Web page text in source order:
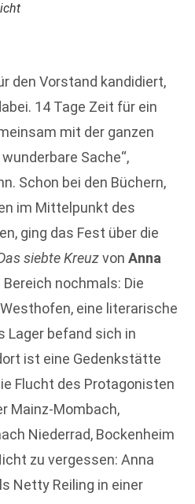
den Vorstand kandidiert,
14 Tage Zeit für ein
mit der ganzen
Sache“,
Schon bei den Büchern,
im Mittelpunkt des
ging das Fest über die
siebte Kreuzvon Anna
nochmals: Die
eine literarische
Lager befand sich in
ist eine Gedenkstätte
Flucht des Protagonisten
Mainz-Mombach,
Niederrad, Bockenheim
zu vergessen: Anna
Netty Reiling in einer